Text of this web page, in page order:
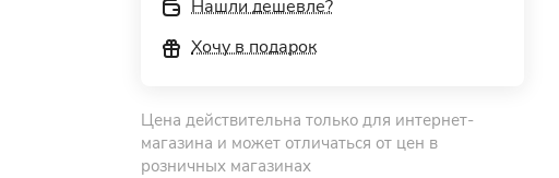
Нашли дешевле?
Хочу в подарок
Цена действительна только для интернет-
магазина и может отличаться от цен в
розничных магазинах